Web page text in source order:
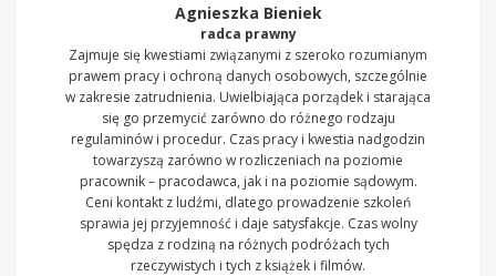
Agnieszka Bieniek
radca prawny
Zajmuje się kwestiami związanymi z szeroko rozumianym
prawem pracy i ochroną danych osobowych, szczególnie
w zakresie zatrudnienia. Uwielbiająca porządek i starająca
się go przemycić zarówno do różnego rodzaju
regulaminów i procedur. Czas pracy i kwestia nadgodzin
towarzyszą zarówno w rozliczeniach na poziomie
pracownik – pracodawca, jak i na poziomie sądowym.
Ceni kontakt z ludźmi, dlatego prowadzenie szkoleń
sprawia jej przyjemność i daje satysfakcje. Czas wolny
spędza z rodziną na różnych podróżach tych
rzeczywistych i tych z książek i filmów.